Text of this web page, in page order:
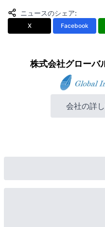
ニュースのシェア:
X Facebook
株式会社グローバ
会社の詳